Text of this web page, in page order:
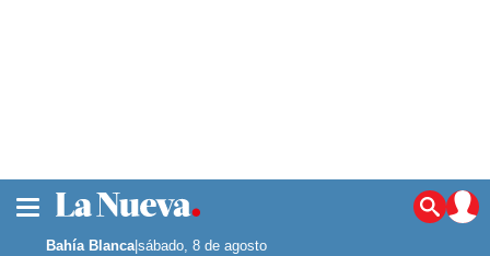
Noticias
La ciudad
Bahía Blanca|sábado, 8 de agosto